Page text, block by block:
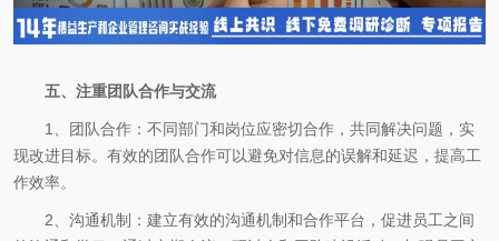
五、注重团队合作与交流
1、团队合作：不同部门和岗位应密切合作，共同解决问题，实
现改进目标。有效的团队合作可以避免对信息的误解和延迟，提高工
作效率。
2、沟通机制：建立有效的沟通机制和合作平台，促进员工之间